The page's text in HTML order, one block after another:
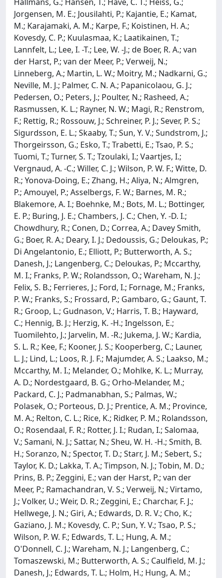
Jorgensen, M. E.; Jousilahti, P.; Kajantie, E.; Kamat,
M.; Karajamaki, A. M.; Karpe, F.; Koistinen, H. A.;
Kovesdy, C. P.; Kuulasmaa, K.; Laatikainen, T.;
Lannfelt, L.; Lee, I. -T.; Lee, W. -J.; de Boer, R. A.; van
der Harst, P.; van der Meer, P.; Verweij, N.;
Linneberg, A.; Martin, L. W.; Moitry, M.; Nadkarni, G.;
Neville, M. J.; Palmer, C. N. A.; Papanicolaou, G. J.;
Pedersen, O.; Peters, J.; Poulter, N.; Rasheed, A.;
Rasmussen, K. L.; Rayner, N. W.; Magi, R.; Renstrom,
F.; Rettig, R.; Rossouw, J.; Schreiner, P. J.; Sever, P. S.;
Sigurdsson, E. L.; Skaaby, T.; Sun, Y. V.; Sundstrom, J.;
Thorgeirsson, G.; Esko, T.; Trabetti, E.; Tsao, P. S.;
Tuomi, T.; Turner, S. T.; Tzoulaki, I.; Vaartjes, I.;
Vergnaud, A. -C.; Willer, C. J.; Wilson, P. W. F.; Witte, D.
R.; Yonova-Doing, E.; Zhang, H.; Aliya, N.; Almgren,
P.; Amouyel, P.; Asselbergs, F. W.; Barnes, M. R.;
Blakemore, A. I.; Boehnke, M.; Bots, M. L.; Bottinger,
E. P.; Buring, J. E.; Chambers, J. C.; Chen, Y. -D. I.;
Chowdhury, R.; Conen, D.; Correa, A.; Davey Smith,
G.; Boer, R. A.; Deary, I. J.; Dedoussis, G.; Deloukas, P.;
Di Angelantonio, E.; Elliott, P.; Butterworth, A. S.;
Danesh, J.; Langenberg, C.; Deloukas, P.; Mccarthy,
M. I.; Franks, P. W.; Rolandsson, O.; Wareham, N. J.;
Felix, S. B.; Ferrieres, J.; Ford, I.; Fornage, M.; Franks,
P. W.; Franks, S.; Frossard, P.; Gambaro, G.; Gaunt, T.
R.; Groop, L.; Gudnason, V.; Harris, T. B.; Hayward,
C.; Hennig, B. J.; Herzig, K. -H.; Ingelsson, E.;
Tuomilehto, J.; Jarvelin, M. -R.; Jukema, J. W.; Kardia,
S. L. R.; Kee, F.; Kooner, J. S.; Kooperberg, C.; Launer,
L. J.; Lind, L.; Loos, R. J. F.; Majumder, A. S.; Laakso, M.;
Mccarthy, M. I.; Melander, O.; Mohlke, K. L.; Murray,
A. D.; Nordestgaard, B. G.; Orho-Melander, M.;
Packard, C. J.; Padmanabhan, S.; Palmas, W.;
Polasek, O.; Porteous, D. J.; Prentice, A. M.; Province,
M. A.; Relton, C. L.; Rice, K.; Ridker, P. M.; Rolandsson,
O.; Rosendaal, F. R.; Rotter, J. I.; Rudan, I.; Salomaa,
V.; Samani, N. J.; Sattar, N.; Sheu, W. H. -H.; Smith, B.
H.; Soranzo, N.; Spector, T. D.; Starr, J. M.; Sebert, S.;
Taylor, K. D.; Lakka, T. A.; Timpson, N. J.; Tobin, M. D.;
Prins, B. P.; Zeggini, E.; van der Harst, P.; van der
Meer, P.; Ramachandran, V. S.; Verweij, N.; Virtamo,
J.; Volker, U.; Weir, D. R.; Zeggini, E.; Charchar, F. J.;
Hellwege, J. N.; Giri, A.; Edwards, D. R. V.; Cho, K.;
Gaziano, J. M.; Kovesdy, C. P.; Sun, Y. V.; Tsao, P. S.;
Wilson, P. W. F.; Edwards, T. L.; Hung, A. M.;
O'Donnell, C. J.; Wareham, N. J.; Langenberg, C.;
Tomaszewski, M.; Butterworth, A. S.; Caulfield, M. J.;
Danesh, J.; Edwards, T. L.; Holm, H.; Hung, A. M.;